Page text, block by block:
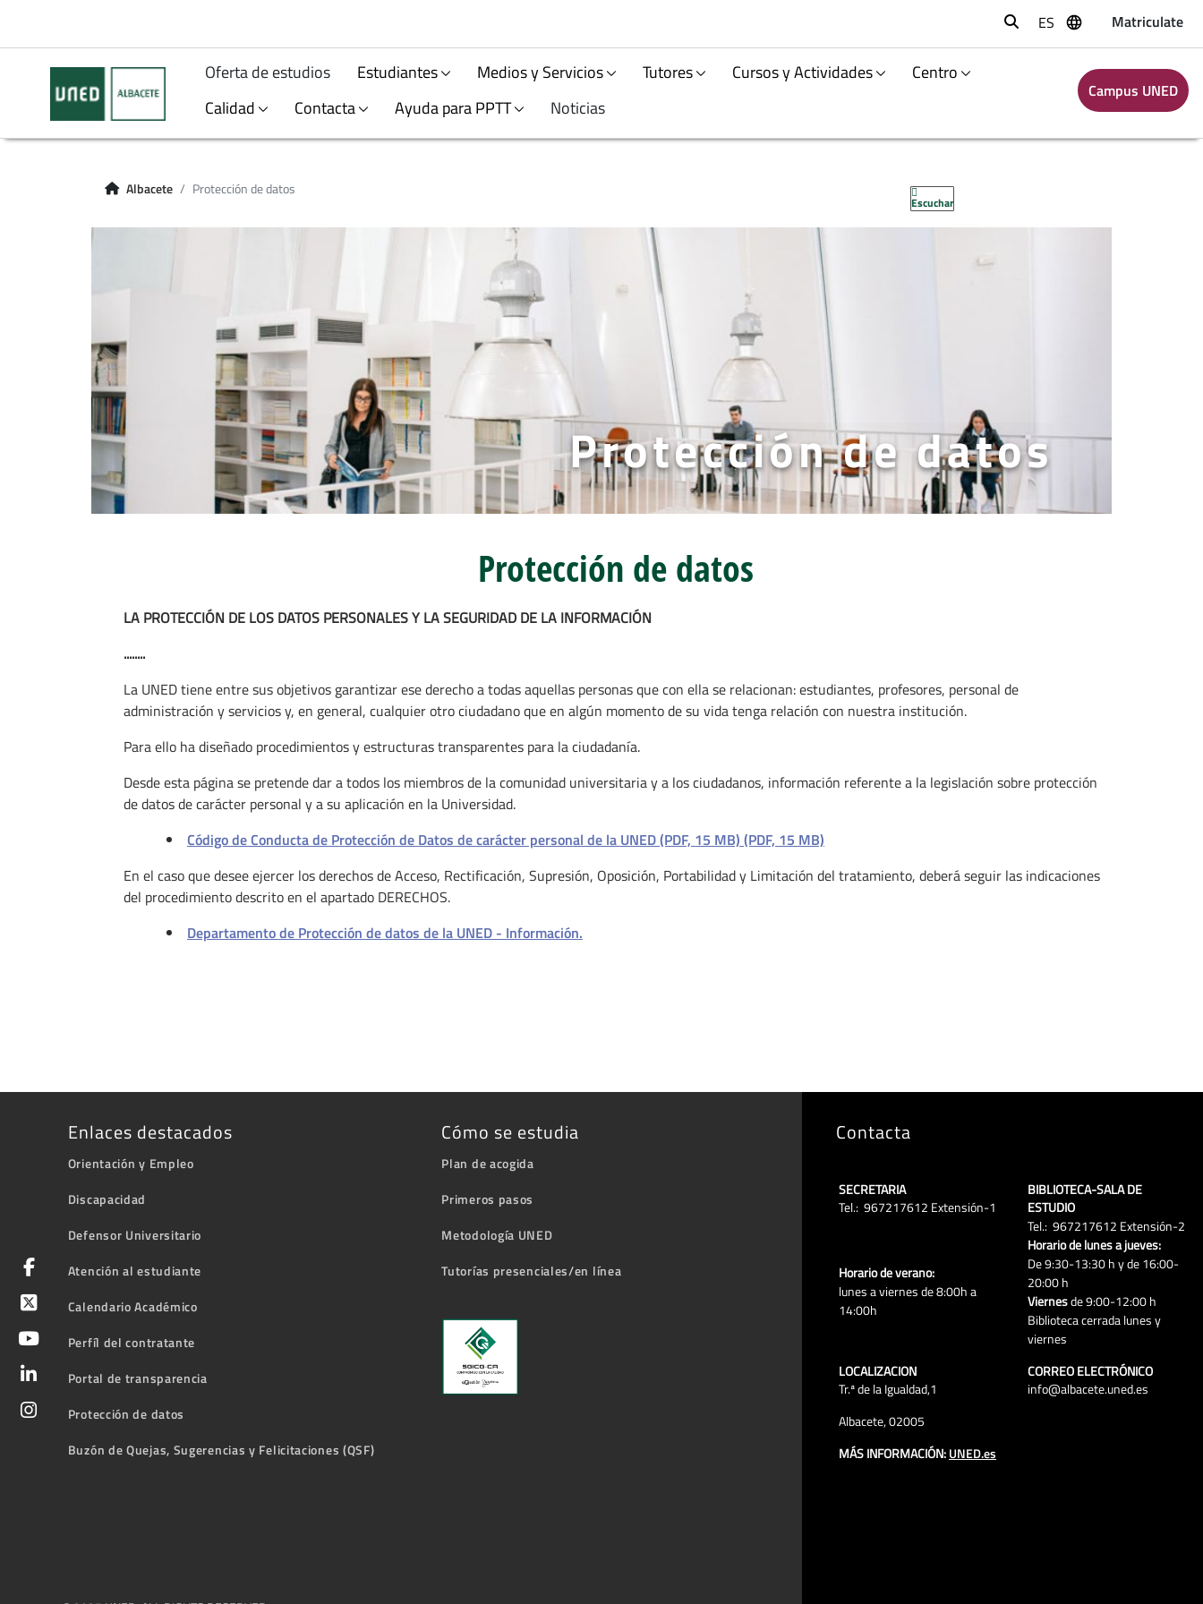
Buscar
ES Matriculate
Oferta de estudios Estudiantes Medios y Servicios Tutores Cursos y Actividades
Centro
Calidad
Contacta Ayuda para PPTT Noticias
Campus UNED
Albacete Protección de datos
Escuchar
Protección de datos
Protección de datos
LA PROTECCIÓN DE LOS DATOS PERSONALES Y LA SEGURIDAD DE LA INFORMACIÓN
........
La UNED tiene entre sus objetivos garantizar ese derecho a todas aquellas personas que con ella se relacionan: estudiantes, profesores, personal de
administración y servicios y, en general, cualquier otro ciudadano que en algún momento de su vida tenga relación con nuestra institución.
Para ello ha diseñado procedimientos y estructuras transparentes para la ciudadanía.
Desde esta página se pretende dar a todos los miembros de la comunidad universitaria y a los ciudadanos, información referente a la legislación sobre protección
de datos de carácter personal y a su aplicación en la Universidad.
Código de Conducta de Protección de Datos de carácter personal de la UNED (PDF, 15 MB) (PDF, 15 MB)
En el caso que desee ejercer los derechos de Acceso, Rectificación, Supresión, Oposición, Portabilidad y Limitación del tratamiento, deberá seguir las indicaciones
del procedimiento descrito en el apartado DERECHOS.
Departamento de Protección de datos de la UNED - Información.
Enlaces destacados
Orientación y Empleo
Discapacidad
Defensor Universitario
Atención al estudiante
Calendario Académico
Perfíl del contratante
Portal de transparencia
Protección de datos
Buzón de Quejas, Sugerencias y Felicitaciones (QSF)
Cómo se estudia
Plan de acogida
Primeros pasos
Metodología UNED
Tutorías presenciales/en línea
Contacta
SECRETARIA
Tel.: 967217612 Extensión-1
Horario de verano:
lunes a viernes de 8:00h a
14:00h
BIBLIOTECA-SALA DE
ESTUDIO
Tel.: 967217612 Extensión-2
Horario de lunes a jueves:
De 9:30-13:30 h y de 16:00-
20:00 h
Viernesde 9:00-12:00 h
Biblioteca cerrada lunes y
viernes
LOCALIZACION
Tr.ª de la Igualdad,1
Albacete, 02005
CORREO ELECTRÓNICO
info@albacete.uned.es
MÁS INFORMACIÓN:UNED.es